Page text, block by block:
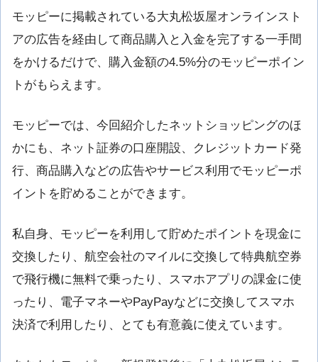
モッピーに掲載されている大丸松坂屋オンラインスト
アの広告を経由して商品購入と入金を完了する一手間
をかけるだけで、購入金額の4.5%分のモッピーポイン
トがもらえます。
モッピーでは、今回紹介したネットショッピングのほ
かにも、ネット証券の口座開設、クレジットカード発
行、商品購入などの広告やサービス利用でモッピーポ
イントを貯めることができます。
私自身、モッピーを利用して貯めたポイントを現金に
交換したり、航空会社のマイルに交換して特典航空券
で飛行機に無料で乗ったり、スマホアプリの課金に使
ったり、電子マネーやPayPayなどに交換してスマホ
決済で利用したり、とても有意義に使えています。